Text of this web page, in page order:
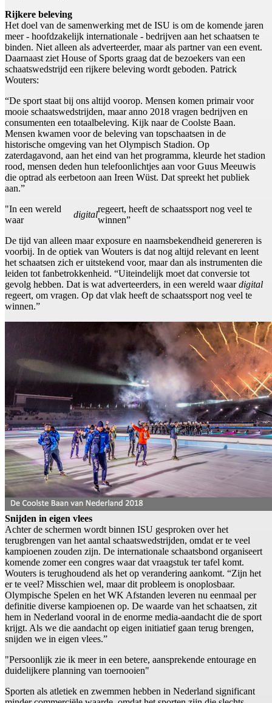
Rijkere beleving
Het doel van de samenwerking met de ISU is om de komende jaren
meer - hoofdzakelijk internationale - bedrijven aan het schaatsen te
binden. Niet alleen als adverteerder, maar als partner van een event.
Daarnaast ziet House of Sports graag dat de bezoekers van een
schaatswedstrijd een rijkere beleving wordt geboden. Patrick
Wouters:
“De sport staat bij ons altijd voorop. Mensen komen primair voor
mooie schaatswedstrijden, maar anno 2018 vragen bedrijven en
consumenten een totaalbeleving. Kijk naar de Coolste Baan.
Mensen kwamen voor de beleving van topschaatsen in de
historische omgeving van het Olympisch Stadion. Op
zaterdagavond, aan het eind van het programma, kleurde het stadion
rood, mensen deden hun telefoonlichtjes aan voor Guus Meeuwis
die optrad als eerbetoon aan Ireen Wüst. Dat spreekt het publiek
aan.”
"In een wereld
waar
digital
regeert, heeft de schaatssport nog veel te
winnen”
De tijd van alleen maar exposure en naamsbekendheid genereren is
voorbij. In de optiek van Wouters is dat nog altijd relevant en leent
het schaatsen zich er uitstekend voor, maar dan als instrumenten die
leiden tot fanbetrokkenheid. “Uiteindelijk moet dat conversie tot
gevolg hebben. Dat is wat adverteerders, in een wereld waardigital
regeert, om vragen. Op dat vlak heeft de schaatssport nog veel te
winnen.”
Snijden in eigen vlees
Achter de schermen wordt binnen ISU gesproken over het
terugbrengen van het aantal schaatswedstrijden, omdat er te veel
kampioenen zouden zijn. De internationale schaatsbond organiseert
komende zomer een congres waar dat vraagstuk ter tafel komt.
Wouters is terughoudend als het op verandering aankomt. “Zijn het
er te veel? Misschien wel, maar dit probleem is onoplosbaar.
Olympische Spelen en het WK Afstanden leveren nu eenmaal per
definitie diverse kampioenen op. De waarde van het schaatsen, zit
hem in Nederland vooral in de enorme media-aandacht die de sport
krijgt. Als we die aandacht op eigen initiatief gaan terug brengen,
snijden we in eigen vlees.”
"Persoonlijk zie ik meer in een betere, aansprekende entourage en
duidelijkere planning van toernooien"
Sporten als atletiek en zwemmen hebben in Nederland significant